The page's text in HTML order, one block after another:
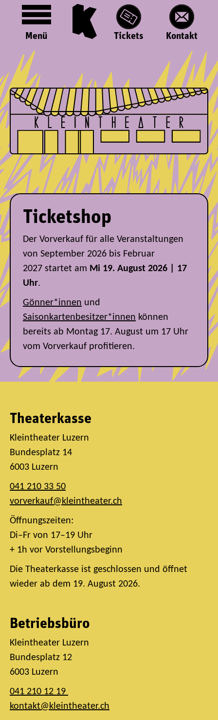
Menü Tickets Kontakt
Ticketshop
Der Vorverkauf für alle Veranstaltungen
von September 2026 bis Februar
2027 startet am Mi 19. August 2026 | 17
Uhr.
Gönner*innen und
Saisonkartenbesitzer*innen können
bereits ab Montag 17. August um 17 Uhr
vom Vorverkauf profitieren.
Theaterkasse
Kleintheater Luzern
Bundesplatz 14
6003 Luzern
041 210 33 50
vorverkauf@kleintheater.ch
Öffnungszeiten:
Di–Fr von 17–19 Uhr
+ 1h vor Vorstellungsbeginn
Die Theaterkasse ist geschlossen und öffnet
wieder ab dem 19. August 2026.
Betriebsbüro
Kleintheater Luzern
Bundesplatz 12
6003 Luzern
041 210 12 19
kontakt@kleintheater.ch